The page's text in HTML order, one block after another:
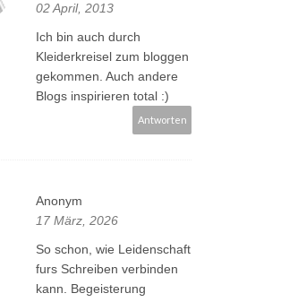
02 April, 2013
Ich bin auch durch
Kleiderkreisel zum bloggen
gekommen. Auch andere
Blogs inspirieren total :)
Antworten
Anonym
17 März, 2026
So schon, wie Leidenschaft
furs Schreiben verbinden
kann. Begeisterung